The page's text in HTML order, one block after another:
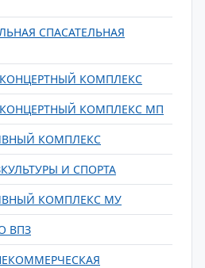
СПАСАТЕЛЬНАЯ
КОМПЛЕКС
КОМПЛЕКС МП
КОМПЛЕКС
И СПОРТА
КОМПЛЕКС МУ
ВПЗ